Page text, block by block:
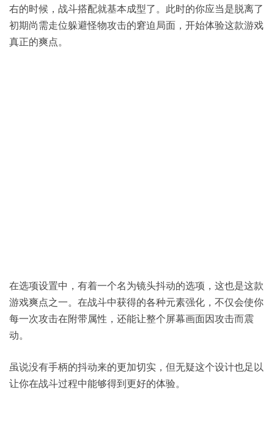
右的时候，战斗搭配就基本成型了。此时的你应当是脱离了
初期尚需走位躲避怪物攻击的窘迫局面，开始体验这款游戏
真正的爽点。
在选项设置中，有着一个名为镜头抖动的选项，这也是这款
游戏爽点之一。在战斗中获得的各种元素强化，不仅会使你
每一次攻击在附带属性，还能让整个屏幕画面因攻击而震
动。
虽说没有手柄的抖动来的更加切实，但无疑这个设计也足以
让你在战斗过程中能够得到更好的体验。